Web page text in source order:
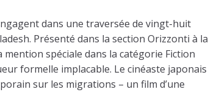
dans une traversée de vingt-huit
Présenté dans la section Orizzonti à la
spéciale dans la catégorie Fiction
formelle implacable. Le cinéaste japonais
sur les migrations – un film d’une